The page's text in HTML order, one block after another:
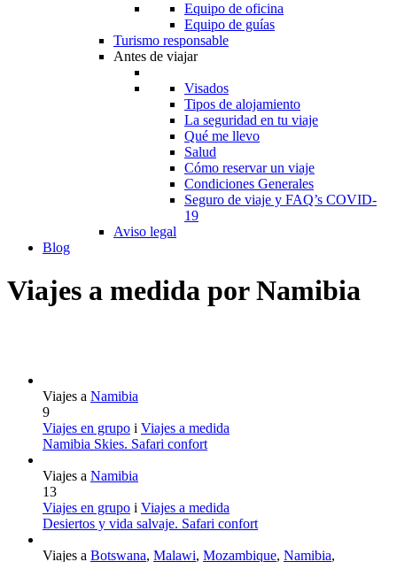
Equipo de oficina
Equipo de guías
Turismo responsable
Antes de viajar
Visados
Tipos de alojamiento
La seguridad en tu viaje
Qué me llevo
Salud
Cómo reservar un viaje
Condiciones Generales
Seguro de viaje y FAQ’s COVID-
19
Aviso legal
Blog
Viajes a medida por Namibia
Viajes a Namibia
9
Viajes en grupo i Viajes a medida
Namibia Skies. Safari confort
Viajes a Namibia
13
Viajes en grupo i Viajes a medida
Desiertos y vida salvaje. Safari confort
Viajes a Botswana, Malawi, Mozambique, Namibia,